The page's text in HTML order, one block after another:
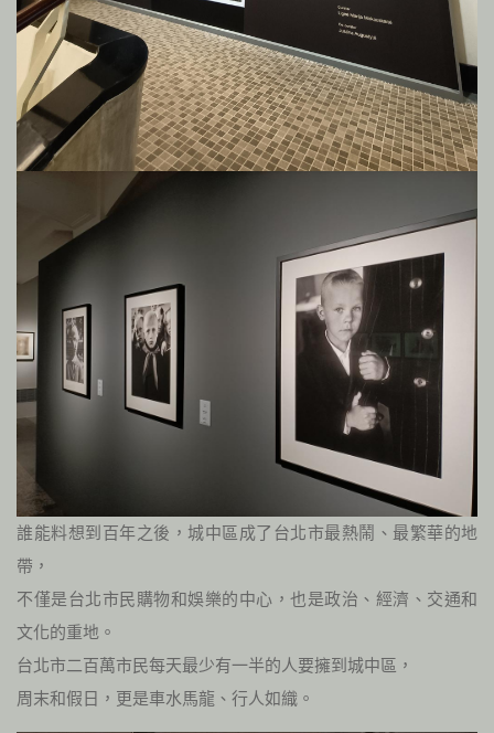
誰能料想到百年之後，城中區成了台北市最熱鬧、最繁華的地
帶，
不僅是台北市民購物和娛樂的中心，也是政治、經濟、交通和
文化的重地。
台北市二百萬市民每天最少有一半的人要擁到城中區，
周末和假日，更是車水馬龍、行人如織。